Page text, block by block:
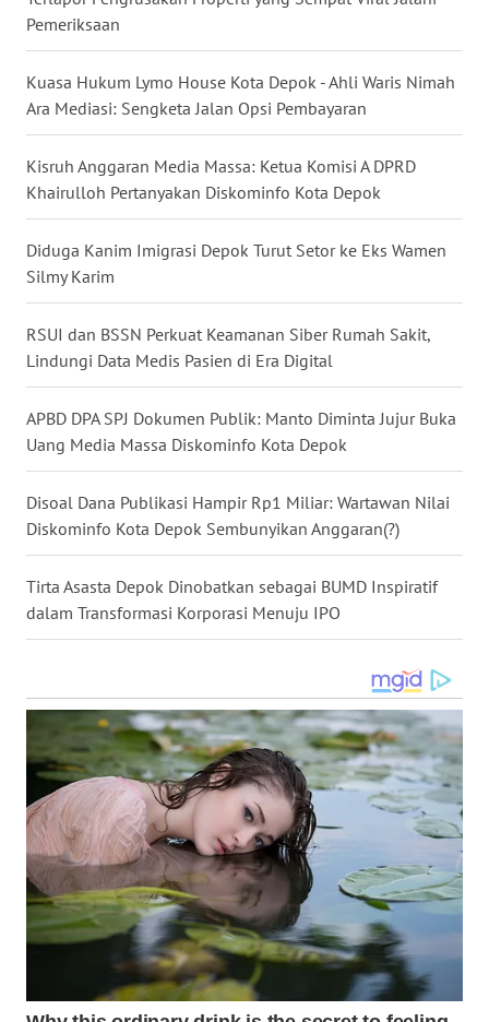
Pemeriksaan
Kuasa Hukum Lymo House Kota Depok - Ahli Waris Nimah
Ara Mediasi: Sengketa Jalan Opsi Pembayaran
Kisruh Anggaran Media Massa: Ketua Komisi A DPRD
Khairulloh Pertanyakan Diskominfo Kota Depok
Diduga Kanim Imigrasi Depok Turut Setor ke Eks Wamen
Silmy Karim
RSUI dan BSSN Perkuat Keamanan Siber Rumah Sakit,
Lindungi Data Medis Pasien di Era Digital
APBD DPA SPJ Dokumen Publik: Manto Diminta Jujur Buka
Uang Media Massa Diskominfo Kota Depok
Disoal Dana Publikasi Hampir Rp1 Miliar: Wartawan Nilai
Diskominfo Kota Depok Sembunyikan Anggaran(?)
Tirta Asasta Depok Dinobatkan sebagai BUMD Inspiratif
dalam Transformasi Korporasi Menuju IPO
MALUKU
MALUT
DAIRI
DANAU
TOBA
WN
NIAS
WN
LANGKAT
WN
SELATAN
WN
TANJUNG
LESUNG
WN
KARO
WN
SIMALUNGUN
WN
LABUHANBATU
WN